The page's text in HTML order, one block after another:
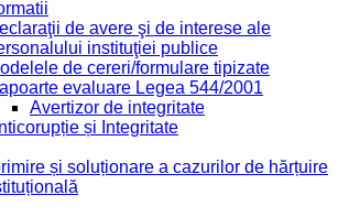
de avere şi de interese ale
instituţiei publice
de cereri/formulare tipizate
evaluare Legea 544/2001
Avertizor de integritate
și Integritate
și soluționare a cazurilor de hărțuire